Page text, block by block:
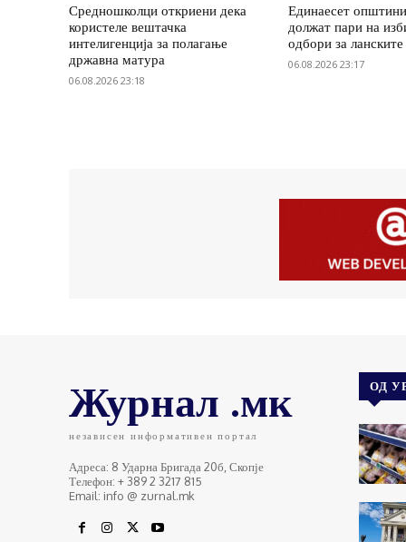
Средношколци откриени дека
користеле вештачка
интелигенција за полагање
државна матура
06.08.2026 23:18
Единаесет
должат пари на
одбори за
06.08.2026 23:17
Журнал .мк
независен информативен портал
Адреса: 8 Ударна Бригада 20б, Скопје
Телефон: + 389 2 3217 815
Email: info @ zurnal.mk
ОД